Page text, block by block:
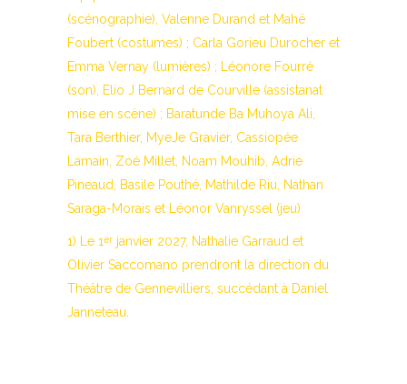
(scénographie), Valenne Durand et Mahë
Foubert (costumes) ; Carla Gorieu Durocher et
Emma Vernay (lumières) ; Léonore Fourré
(son), Elio J Bernard de Courville (assistanat
mise en scène) ; Baratunde Ba Muhoya Ali,
Tara Berthier, MyeJe Gravier, Cassiopée
Lamain, Zoé Millet, Noam Mouhib, Adrie
Pineaud, Basile Pouthé, Mathilde Riu, Nathan
Saraga-Morais et Léonor Vanryssel (jeu)
1) Le 1er janvier 2027, Nathalie Garraud et
Olivier Saccomano prendront la direction du
Théâtre de Gennevilliers, succédant à Daniel
Janneteau.